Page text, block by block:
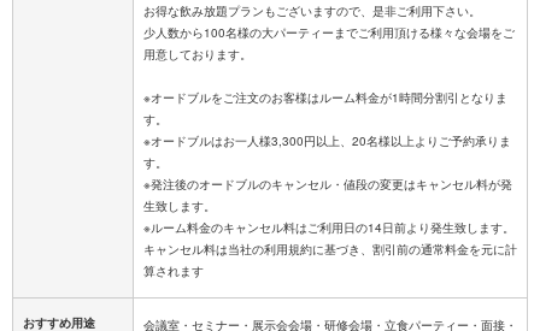
お得な飲み放題プランもございますので、是非ご利用下さい。
少人数から100名様の大パーティーまでご利用頂ける様々な会場をご
用意しております。
※オードブルをご注文のお客様はルーム料金が1時間分割引となりま
す。
※オードブルはお一人様3,300円以上、20名様以上よりご予約承りま
す。
※発注後のオードブルのキャンセル・値段の変更はキャンセル料が発
生致します。
※ルーム料金のキャンセル料はご利用日の14日前より発生致します。
キャンセル料は当社の利用規約に基づき、割引前の通常料金を元に計
おすすめ用途 会議室・セミナー・展示会会場・研修会場・立食パーティー・面接・